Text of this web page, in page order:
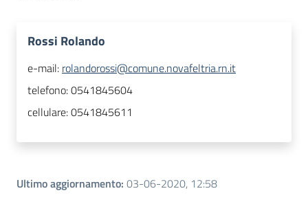
Rossi Rolando
e-mail: rolandorossi@comune.novafeltria.rn.it
telefono:0541845604
cellulare:0541845611
Ultimo aggiornamento: 03-06-2020, 12:58